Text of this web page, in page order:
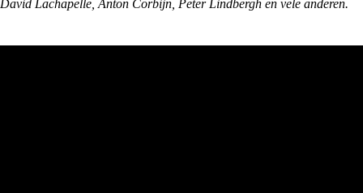
David Lachapelle, Anton Corbijn, Peter Lindbergh en vele anderen.